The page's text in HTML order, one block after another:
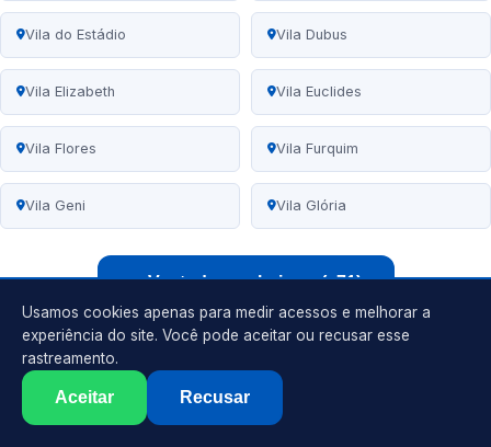
Vila do Estádio Vila Dubus
Vila Elizabeth Vila Euclides
Vila Flores Vila Furquim
Vila Geni Vila Glória
Ver todos os bairros (+71)
Eletricista
Cidade Jardim, Presidente Prudente
Usamos cookies apenas para medir acessos e melhorar a
experiência do site. Você pode aceitar ou recusar esse
rastreamento.
Aceitar Recusar